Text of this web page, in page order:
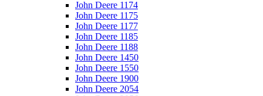
John Deere 1174
John Deere 1175
John Deere 1177
John Deere 1185
John Deere 1188
John Deere 1450
John Deere 1550
John Deere 1900
John Deere 2054